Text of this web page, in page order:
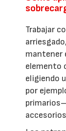
Trabajar
mantener
elemento
eligiendo
por